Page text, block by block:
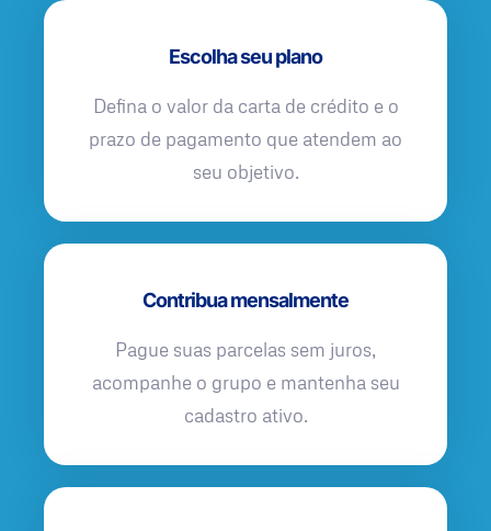
Escolha seu plano
Defina o valor da carta de crédito e o
prazo de pagamento que atendem ao
seu objetivo.
Contribua mensalmente
Pague suas parcelas sem juros,
acompanhe o grupo e mantenha seu
cadastro ativo.